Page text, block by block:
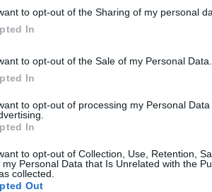
to opt-out of the Sharing of my personal
In
to opt-out of the Sale of my Personal Data.
In
to opt-out of processing my Personal
In
to opt-out of Collection, Use, Retention,
my Personal Data that Is Unrelated with the
collected.
Out